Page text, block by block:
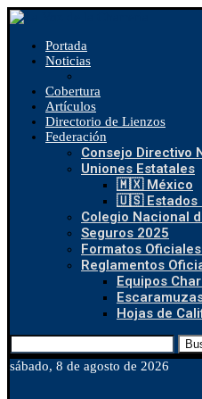
Portada
Noticias
Cobertura
Artículos
Directorio de Lienzos
Federación
Consejo Directivo
Uniones Estatales
🇲🇽 México
🇺🇸 Estados
Colegio Nacional
Seguros 2025
Formatos
Reglamentos
Equipos
Hojas de
sábado, 8 de agosto de 2026